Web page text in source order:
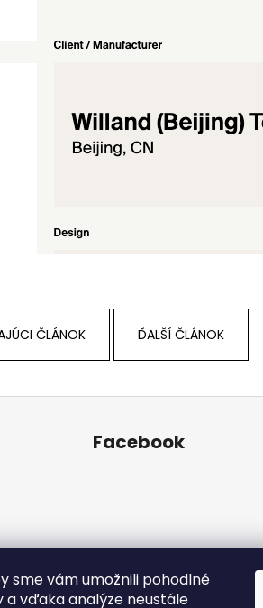
sme vám umožnili pohodlné
vďaka analýze neustále
ČLÁNOK ĎALŠÍ ČLÁNOK
Facebook